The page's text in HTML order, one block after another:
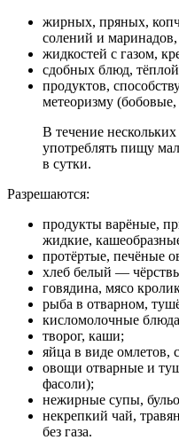
жирных, пряных,
солений и маринадов,
жидкостей с газом,
сдобных блюд,
продуктов,
метеоризму (бобовые,
В течение
употреблять пищу
в сутки.
Разрешаются:
продукты варёные,
жидкие,
протёртые, печёные
хлеб белый —
говядина, мясо
рыба в отварном,
кисломолочные
творог, каши;
яйца в виде омлетов,
овощи отварные и
фасоли);
нежирные супы,
некрепкий чай,
без газа.